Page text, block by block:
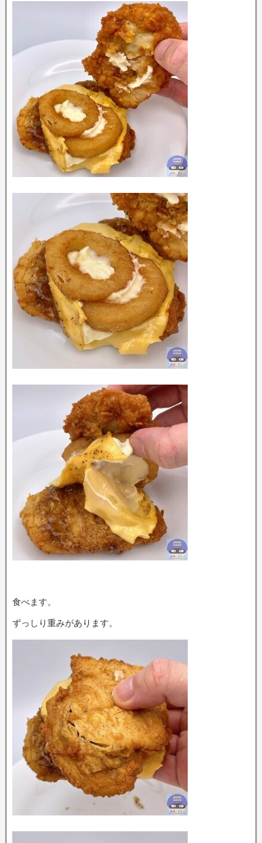
食べます。
ずっしり重みがあります。